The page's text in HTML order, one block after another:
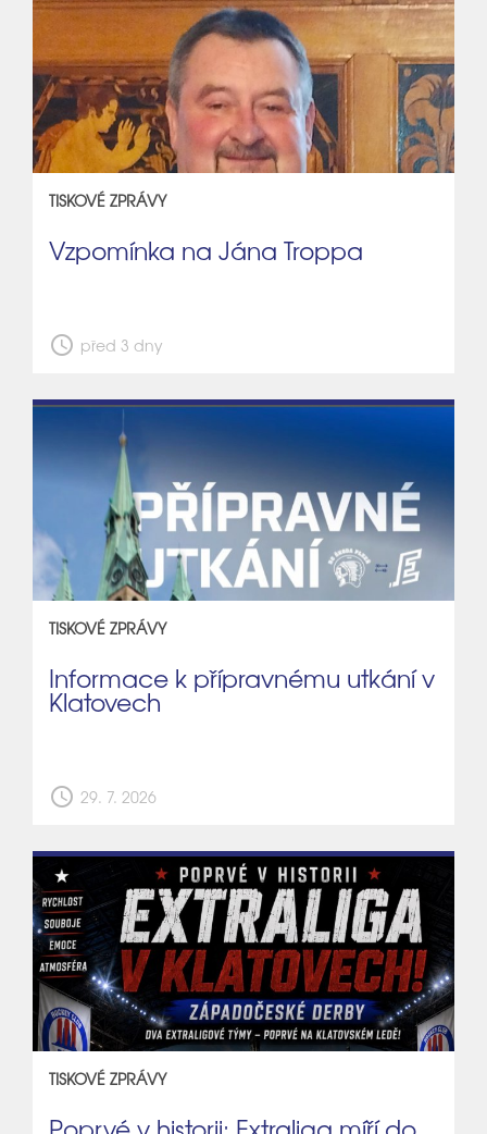
TISKOVÉ ZPRÁVY
Vzpomínka na Jána Troppa
schedule před 3 dny
TISKOVÉ ZPRÁVY
Informace k přípravnému utkání v
Klatovech
schedule 29. 7. 2026
TISKOVÉ ZPRÁVY